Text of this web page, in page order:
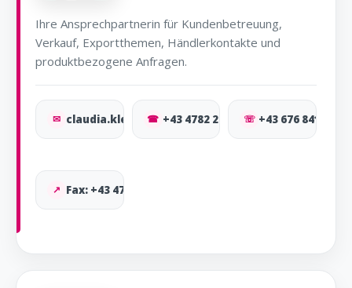
Ihre Ansprechpartnerin für Kundenbetreuung,
Verkauf, Exportthemen, Händlerkontakte und
produktbezogene Anfragen.
✉ claudia.kleinfercher@osma.at
☎ +43 4782 2910-12
☏ +43 676 841 577
↗ Fax: +43 4782 2910-9